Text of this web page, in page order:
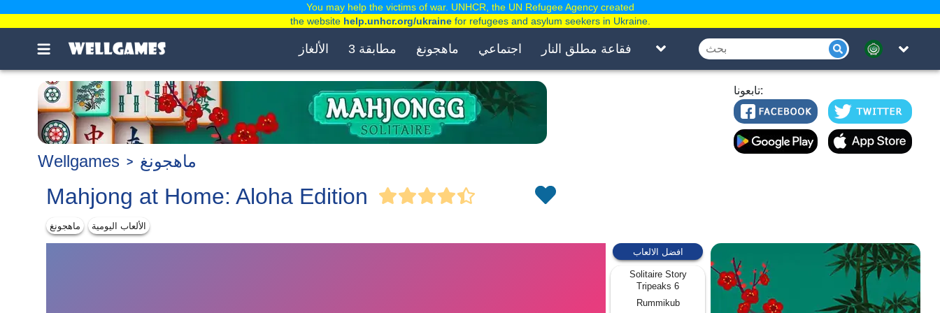
الألغاز مطابقة 3 ماهجونغ اجتماعي فقاعة مطلق النار
تابعونا:
Wellgames ماهجونغ
Mahjong at Home: Aloha Edition
ماهجونغ الألعاب اليومية
افضل الالعاب
Solitaire Story
Tripeaks 6
Rummikub
You may help the victims of war. UNHCR, the UN Refugee Agency created
the website help.unhcr.org/ukrainefor refugees and asylum seekers in Ukraine.